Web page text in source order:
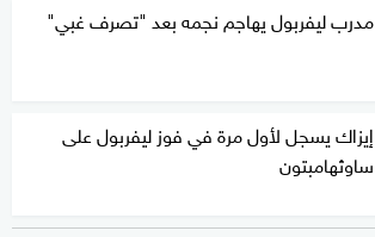
مدرب ليفربول يهاجم نجمه بعد "تصرف غبي"
إيزاك يسجل لأول مرة في فوز ليفربول على
ساوثهامبتون